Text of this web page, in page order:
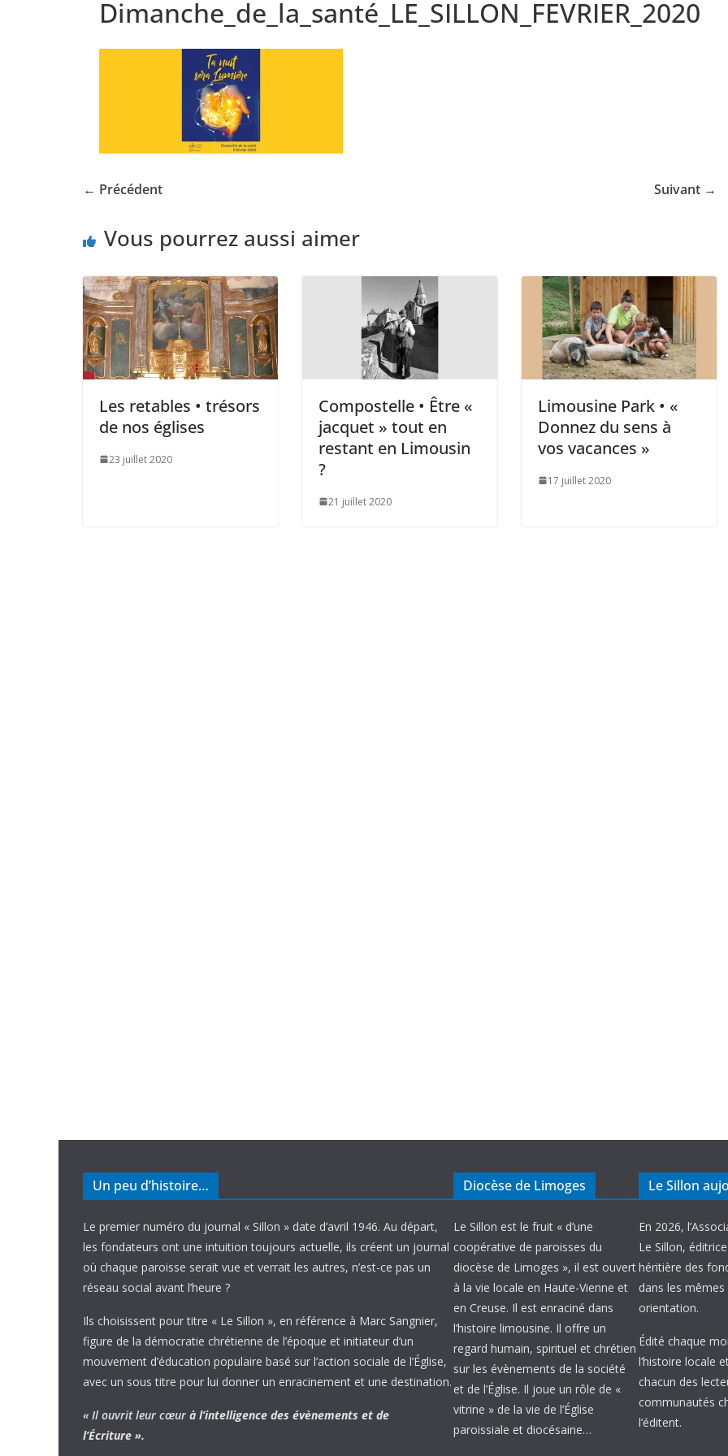
Dimanche_de_la_santé_LE_SILLON_FEVRIER_2020
← Précédent Suivant →
Vous pourrez aussi aimer
Les retables • trésors
de nos églises
23 juillet 2020
Compostelle • Être «
jacquet » tout en
restant en Limousin
?
21 juillet 2020
Limousine Park • «
Donnez du sens à
vos vacances »
17 juillet 2020
Un peu d’histoire…
Le premier numéro du journal « Sillon » date d’avril 1946. Au départ,
les fondateurs ont une intuition toujours actuelle, ils créent un journal
où chaque paroisse serait vue et verrait les autres, n’est-ce pas un
réseau social avant l’heure ?
Ils choisissent pour titre « Le Sillon », en référence à Marc Sangnier,
figure de la démocratie chrétienne de l’époque et initiateur d’un
mouvement d’éducation populaire basé sur l’action sociale de l’Église,
avec un sous titre pour lui donner un enracinement et une destination.
« Il ouvrit leur cœur à l’intelligence des évènements et de
l’Écriture ».
Diocèse de Limoges
Le Sillon est le fruit « d’une
coopérative de paroisses du
diocèse de Limoges », il est ouvert
à la vie locale en Haute-Vienne et
en Creuse. Il est enraciné dans
l’histoire limousine. Il offre un
regard humain, spirituel et chrétien
sur les évènements de la société
et de l’Église. Il joue un rôle de «
vitrine » de la vie de l’Église
paroissiale et diocésaine…
Le Sillon
En 2026,
Le Sillon,
héritière des
dans les
orientation.
Édité chaque
l’histoire locale
chacun des
communautés
l’éditent.